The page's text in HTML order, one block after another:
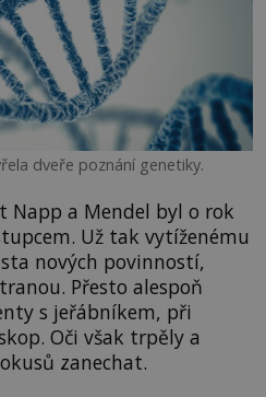
dveře poznání genetiky.
Napp a Mendel byl o rok
Už tak vytíženému
nových povinností,
Přesto alespoň
s jeřábníkem, při
Oči však trpěly a
zanechat.